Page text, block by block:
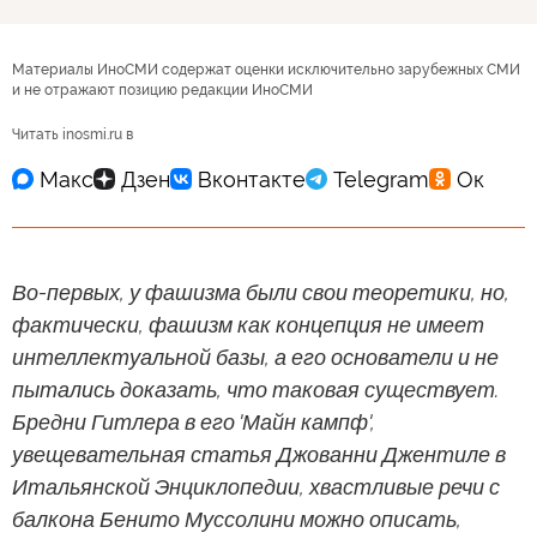
Материалы ИноСМИ содержат оценки исключительно зарубежных СМИ
и не отражают позицию редакции ИноСМИ
Читать inosmi.ru в
Во-первых, у фашизма были свои теоретики, но,
фактически, фашизм как концепция не имеет
интеллектуальной базы, а его основатели и не
пытались доказать, что таковая существует.
Бредни Гитлера в его 'Майн кампф',
увещевательная статья Джованни Джентиле в
Итальянской Энциклопедии, хвастливые речи с
балкона Бенито Муссолини можно описать,